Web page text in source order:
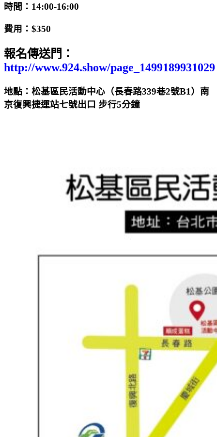
時間：14:00-16:00
費用：$350
報名傳送門：
http://www.924.show/page_1499189931029
地點：松基區民活動中心（長春路339巷2號B1）南
京復興捷運站七號出口 步行5分鐘